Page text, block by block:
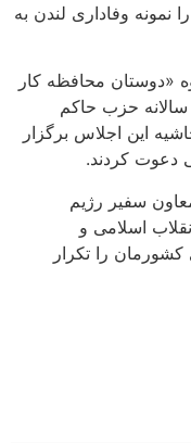
نمونه وفاداری لندن به
«دوستان محافظه کار
سالانه حزب حاکم
این اجلاس برگزار
دعوت کردند.
سفیر رژیم
اسلامی و
کشورمان را تکرار